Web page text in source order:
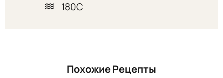
180С
Похожие Рецепты